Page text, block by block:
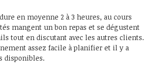
en moyenne 2 à 3 heures, au cours
mangent un bon repas et se dégustent
tout en discutant avec les autres clients.
assez facile à planifier et il y a
disponibles.